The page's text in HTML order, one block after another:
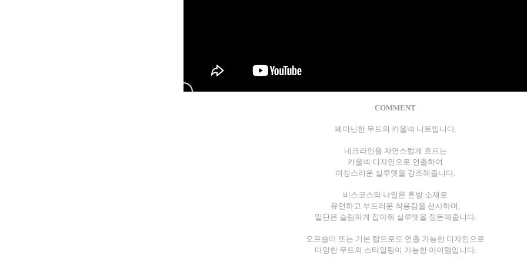
COMMENT
페미닌한 무드의 카울넥 니트입니다.
네크라인을 자연스럽게 흐르는
카울넥 디자인으로 연출하여
여성스러운 실루엣을 강조해줍니다.
비스코스와 나일론 혼방 소재로
유연하고 부드러운 착용감을 선사하며,
밑단은 슬림하게 잡아줘 실루엣을 정돈해줍니다.
오프숄더 또는 기본 탑으로도 연출 가능한 디자인으로
다양한 무드의 스타일링이 가능한 아이템입니다.